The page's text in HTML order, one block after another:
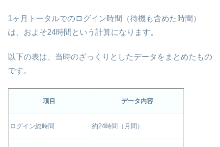
1ヶ月トータルでのログイン時間（待機も含めた時間）
は、およそ24時間という計算になります。
以下の表は、当時のざっくりとしたデータをまとめたもの
です。
項目 データ内容
ログイン総時間 約24時間（月間）